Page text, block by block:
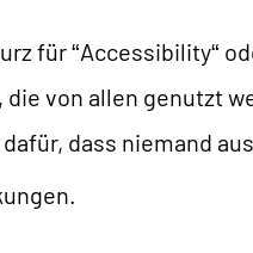
TYPO3
TYPO3
WIR
für “Accessibility“
von allen genutzt
dass niemand